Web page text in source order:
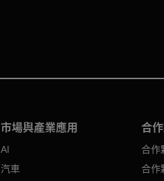
市場與產業應用
AI
汽車
合
合作
合作